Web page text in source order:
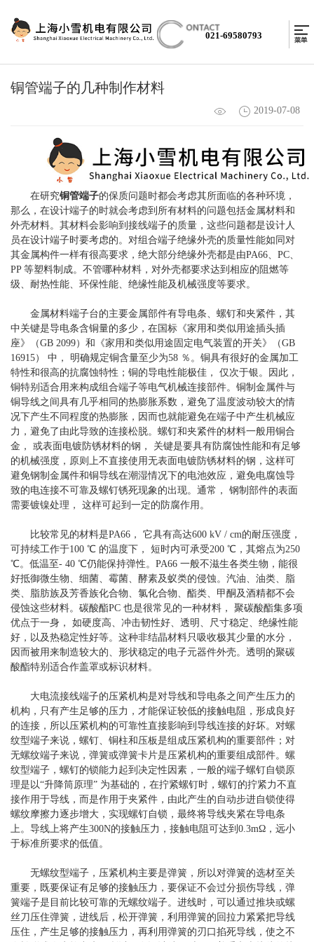
021-69580793
铜管端子的几种制作材料
2019-07-08
在研究铜管端子的保质问题时都会考虑其所面临的各种环境，
那么，在设计端子的时就会考虑到所有材料的问题包括金属材料和
外壳材料。其材料会影响到接线端子的质量，这些问题都是设计人
员在设计端子时要考虑的。对组合端子绝缘外壳的质量性能如同对
其金属构件一样有很高要求，绝大部分绝缘外壳都是由PA66、PC、
PP 等塑料制成。不管哪种材料，对外壳都要求达到相应的阻燃等
级、耐热性能、环保性能、绝缘性能及机械强度等要求。
金属材料端子台的主要金属部件有导电条、螺钉和夹紧件，其
中关键是导电条含铜量的多少，在国标《家用和类似用途插头插
座》（GB 2099）和《家用和类似用途固定电气装置的开关》（GB
16915） 中， 明确规定铜含量至少为58 ％。铜具有很好的金属加工
特性和很高的抗腐蚀特性；铜的导电性能极佳， 仅次于银。因此，
铜特别适合用来构成组合端子等电气机械连接部件。铜制金属件与
铜导线之间具有几乎相同的热膨胀系数，避免了温度波动较大的情
况下产生不同程度的热膨胀，因而也就能避免在端子中产生机械应
力，避免了由此导致的连接松脱。螺钉和夹紧件的材料一般用铜合
金， 或表面电镀防锈材料的钢， 关键是要具有防腐蚀性能和有足够
的机械强度，原则上不直接使用无表面电镀防锈材料的钢，这样可
避免钢制金属件和铜导线在潮湿情况下的电池效应，避免电腐蚀导
致的电连接不可靠及螺钉锈死现象的出现。通常， 钢制部件的表面
需要镀镍处理， 这样可起到一定的防腐作用。
比较常见的材料是PA66， 它具有高达600 kV / cm的耐压强度，
可持续工作于100 ℃ 的温度下， 短时内可承受200 ℃，其熔点为250
℃。低温至- 40 ℃仍能保持弹性。PA66 一般不滋生各类生物，能很
好抵御微生物、细菌、霉菌、酵素及蚁类的侵蚀。汽油、油类、脂
类、脂肪族及芳香族化合物、氯化合物、酯类、甲酮及酒精都不会
侵蚀这些材料。碳酸酯PC 也是很常见的一种材料， 聚碳酸酯集多项
优点于一身， 如硬度高、冲击韧性好、透明、尺寸稳定、绝缘性能
好，以及热稳定性好等。这种非结晶材料只吸收极其少量的水分，
因而被用来制造较大的、形状稳定的电子元器件外壳。透明的聚碳
酸酯特别适合作盖罩或标识材料。
大电流接线端子的压紧机构是对导线和导电条之间产生压力的
机构，只有产生足够的压力，才能保证较低的接触电阻，形成良好
的连接，所以压紧机构的可靠性直接影响到导线连接的好坏。对螺
纹型端子来说，螺钉、铜柱和压板是组成压紧机构的重要部件；对
无螺纹端子来说，弹簧或弹簧卡片是压紧机构的重要组成部件。螺
纹型端子，螺钉的锁能力起到决定性因素，一般的端子螺钉自锁原
理是以“升降筒原理” 为基础的，在拧紧螺钉时，螺钉的拧紧力不直
接作用于导线，而是作用于夹紧件，由此产生的自动步进自锁使得
螺纹摩擦力逐步增大，实现螺钉自锁，最终将导线夹紧在导电条
上。导线上将产生300N的接触压力，接触电阻可达到0.3mΩ，远小
于标准所要求的低值。
无螺纹型端子，压紧机构主要是弹簧，所以对弹簧的选材至关
重要，既要保证有足够的接触压力，要保证不会过分损伤导线，弹
簧端子是目前比较可靠的无螺纹端子。进线时，可以通过推块或螺
丝刀压住弹簧，进线后，松开弹簧，利用弹簧的回拉力紧紧把导线
压住，产生足够的接触压力，再利用弹簧的刃口掐死导线，使之不